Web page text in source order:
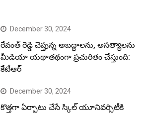
December 30, 2024
రేవంత్ రెడ్డి చెప్తున్న అబద్ధాలను, అసత్యాలను
మీడియా యథాతథంగా ప్రచురితం చేస్తుంది:
కేటీఆర్
December 30, 2024
కొత్తగా ఏర్పాటు చేసే స్కిల్ యూనివర్సిటీకి